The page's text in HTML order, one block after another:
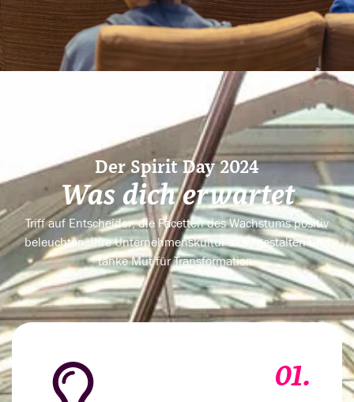
Der Spirit Day 2024
Was dich erwartet
Triff auf Entscheider, die Facetten des Wachstums positiv
beleuchten, ihre Unternehmenskultur aktiv gestalten und
tanke Mut für Transformation.
01.